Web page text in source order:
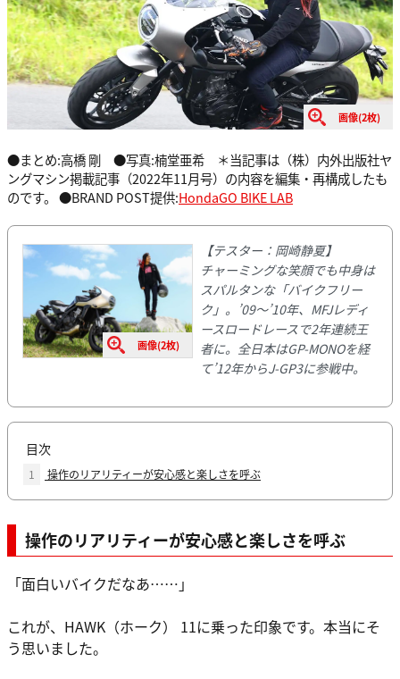
画像(2枚)
●まとめ:高橋 剛 ●写真:楠堂亜希 ＊当記事は（株）内外出版社ヤ
ングマシン掲載記事（2022年11月号）の内容を編集・再構成したも
のです。 ●BRAND POST提供:HondaGO BIKE LAB
画像(2枚)
【テスター：岡崎静夏】
チャーミングな笑顔でも中身は
スパルタンな「バイクフリー
ク」。’09～’10年、MFJレディ
ースロードレースで2年連続王
者に。全日本はGP-MONOを経
て’12年からJ-GP3に参戦中。
目次
1 操作のリアリティーが安心感と楽しさを呼ぶ
操作のリアリティーが安心感と楽しさを呼ぶ
「面白いバイクだなあ……」
これが、HAWK（ホーク） 11に乗った印象です。本当にそ
う思いました。